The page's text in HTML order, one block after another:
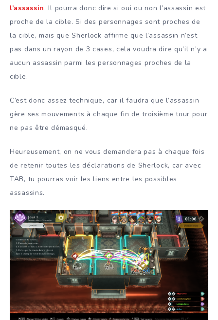
l’assassin. Il pourra donc dire si oui ou non l’assassin est
proche de la cible. Si des personnages sont proches de
la cible, mais que Sherlock affirme que l’assassin n’est
pas dans un rayon de 3 cases, cela voudra dire qu’il n’y a
aucun assassin parmi les personnages proches de la
cible.
C’est donc assez technique, car il faudra que l’assassin
gère ses mouvements à chaque fin de troisième tour pour
ne pas être démasqué.
Heureusement, on ne vous demandera pas à chaque fois
de retenir toutes les déclarations de Sherlock, car avec
TAB, tu pourras voir les liens entre les possibles
assassins.